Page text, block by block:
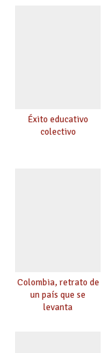
Éxito educativo
colectivo
Colombia, retrato de
un país que se
levanta